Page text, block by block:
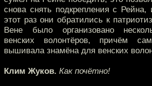
снова снять подкрепления с Рейна,
этот раз они обратились к
Вене было организовано
венских волонтёров, причём
вышивала знамёна для венских
Клим Жуков. Как почётно!